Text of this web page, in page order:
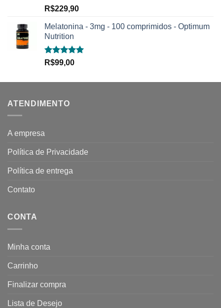
Avaliação
5.00
de 5
R$229,90
Melatonina - 3mg - 100 comprimidos - Optimum
Nutrition
Avaliação
5.00
de 5
R$99,00
ATENDIMENTO
A empresa
Política de Privacidade
Política de entrega
Contato
CONTA
Minha conta
Carrinho
Finalizar compra
Lista de Desejo